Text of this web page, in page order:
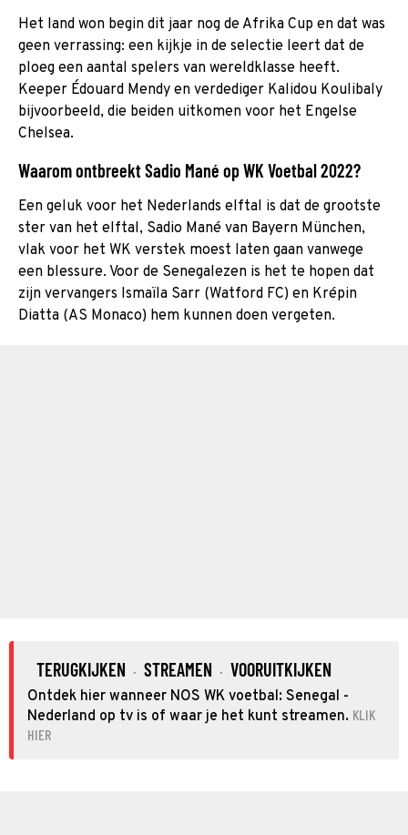
Het land won begin dit jaar nog de Afrika Cup en dat was
geen verrassing: een kijkje in de selectie leert dat de
ploeg een aantal spelers van wereldklasse heeft.
Keeper Édouard Mendy en verdediger Kalidou Koulibaly
bijvoorbeeld, die beiden uitkomen voor het Engelse
Chelsea.
Waarom ontbreekt Sadio Mané op WK Voetbal 2022?
Een geluk voor het Nederlands elftal is dat de grootste
ster van het elftal, Sadio Mané van Bayern München,
vlak voor het WK verstek moest laten gaan vanwege
een blessure. Voor de Senegalezen is het te hopen dat
zijn vervangers Ismaïla Sarr (Watford FC) en Krépin
Diatta (AS Monaco) hem kunnen doen vergeten.
TERUGKIJKEN · STREAMEN · VOORUITKIJKEN
Ontdek hier wanneer NOS WK voetbal: Senegal -
Nederland op tv is of waar je het kunt streamen. KLIK
HIER